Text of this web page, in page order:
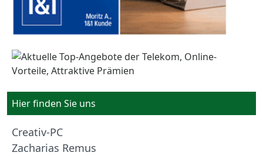
Hier finden Sie uns
Creativ-PC
Zacharias Remus